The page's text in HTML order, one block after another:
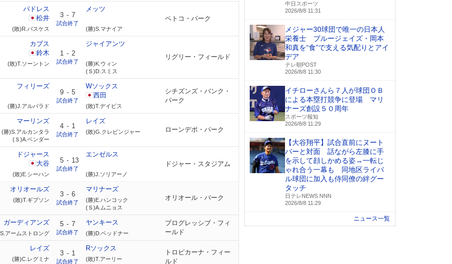
パドレス
松井
(敗)R.バスケス
3 - 7
試合終了
メッツ
(勝)S.マナイア
ペトコ・パーク
カブス
鈴木
(敗)T.ソーントン
1 - 2
試合終了
ジャイアンツ
(勝)K.ウィン
(Ｓ)D.スミス
リグリー・フィールド
フィリーズ
(勝)J.アルバラド
9 - 5
試合終了
Wソックス
西田
(敗)T.デイビス
シチズンズ・バンク・
パーク
マーリンズ
(勝)S.アルカンタラ
(Ｓ)A.ベンダー
4 - 1
試合終了
レイズ
(敗)G.クレビンジャー ローンデポ・パーク
ドジャース
大谷
(敗)E.シーハン
5 - 13
試合終了
エンゼルス
(勝)J.ソリアーノ
ドジャー・スタジアム
オリオールズ
(敗)T.ギブソン
3 - 6
試合終了
マリナーズ
(勝)E.ハンコック
(Ｓ)A.ムニョス
オリオール・パーク
ガーディアンズ
アームストロング
5 - 7
試合終了
ヤンキース
(勝)D.ベッドナー
プログレッシブ・フィ
ールド
レイズ
(勝)C.レグミナ
3 - 1
試合終了
Rソックス
(敗)T.アーリー
トロピカーナ・フィー
ルド
中日スポーツ
2026/8/8 11:31
メジャー30球団で唯一の日本人
栄養士 ブルージェイズ・岡本
和真を“食”で支える気配りとアイ
デア
テレ朝POST
2026/8/8 11:30
イチローさんら７人が球団ＯＢ
による本塁打競争に登場 マリ
ナーズ創設５０周年
スポーツ報知
2026/8/8 11:29
【大谷翔平】試合直前にヌート
バーと対面 話ながら左膝に手
を示して顔しかめる姿→一転じ
ゃれ合う一幕も 同地区ライバ
ル球団に加入も侍同僚の絆グー
タッチ
日テレNEWS NNN
2026/8/8 11:29
ニュース一覧